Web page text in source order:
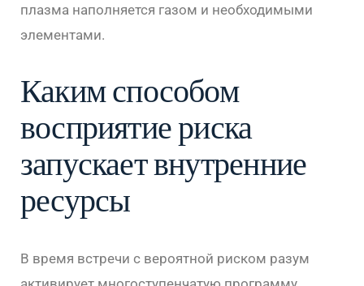
плазма наполняется газом и необходимыми
элементами.
Каким способом
восприятие риска
запускает внутренние
ресурсы
В время встречи с вероятной риском разум